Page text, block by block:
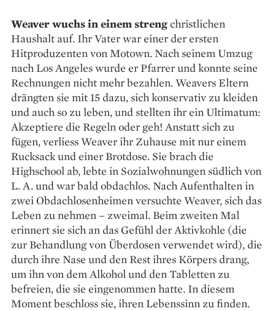
Weaver wuchs in einem strengchristlichen
Haushalt auf. Ihr Vater war einer der ersten
Hitproduzenten von Motown. Nach seinem Umzug
nach Los Angeles wurde er Pfarrer und konnte seine
Rechnungen nicht mehr bezahlen. ­Weavers Eltern
drängten sie mit 15 dazu, sich konservativ zu kleiden
und auch so zu leben, und stellten ihr ein Ultimatum:
Akzeptiere die Regeln oder geh! Anstatt sich zu
fügen, verliess Weaver ihr Zuhause mit nur einem
Rucksack und einer Brotdose. Sie brach die
Highschool ab, lebte in Sozialwohnungen südlich von
L. A. und war bald obdachlos. Nach Aufenthalten in
zwei Obdachlosenheimen versuchte Weaver, sich das
Leben zu nehmen – zweimal. Beim zweiten Mal
erinnert sie sich an das Gefühl der Aktivkohle (die
zur Behandlung von Überdosen verwendet wird), die
durch ihre Nase und den Rest ihres Körpers drang,
um ihn von dem Alkohol und den Tabletten zu
befreien, die sie eingenommen hatte. In diesem
Moment beschloss sie, ihren Lebenssinn zu finden.